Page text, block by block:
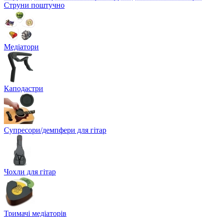
Струни поштучно
Медіатори
Каподастри
Супресори/демпфери для гітар
Чохли для гітар
Тримачі медіаторів